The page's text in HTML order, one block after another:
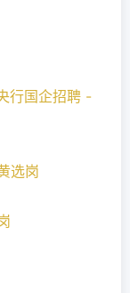
行国企招聘 -
选岗